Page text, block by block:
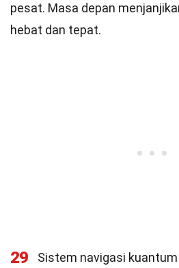
pesat. Masa depan
hebat dan tepat.
29
Sistem navigasi